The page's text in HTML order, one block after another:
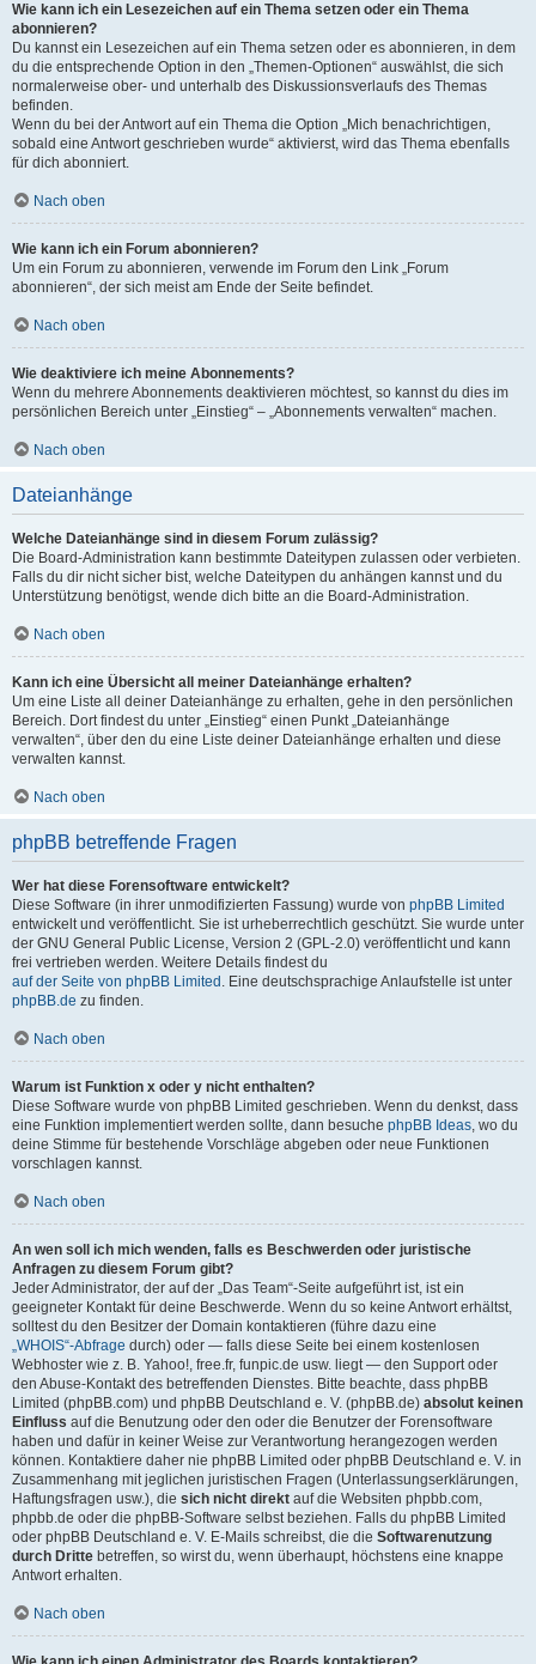
Wie kann ich ein Lesezeichen auf ein Thema setzen oder ein Thema
abonnieren?
Du kannst ein Lesezeichen auf ein Thema setzen oder es abonnieren, in dem
du die entsprechende Option in den „Themen-Optionen“ auswählst, die sich
normalerweise ober- und unterhalb des Diskussionsverlaufs des Themas
befinden.
Wenn du bei der Antwort auf ein Thema die Option „Mich benachrichtigen,
sobald eine Antwort geschrieben wurde“ aktivierst, wird das Thema ebenfalls
für dich abonniert.
Nach oben
Wie kann ich ein Forum abonnieren?
Um ein Forum zu abonnieren, verwende im Forum den Link „Forum
abonnieren“, der sich meist am Ende der Seite befindet.
Nach oben
Wie deaktiviere ich meine Abonnements?
Wenn du mehrere Abonnements deaktivieren möchtest, so kannst du dies im
persönlichen Bereich unter „Einstieg“ – „Abonnements verwalten“ machen.
Nach oben
Dateianhänge
Welche Dateianhänge sind in diesem Forum zulässig?
Die Board-Administration kann bestimmte Dateitypen zulassen oder verbieten.
Falls du dir nicht sicher bist, welche Dateitypen du anhängen kannst und du
Unterstützung benötigst, wende dich bitte an die Board-Administration.
Nach oben
Kann ich eine Übersicht all meiner Dateianhänge erhalten?
Um eine Liste all deiner Dateianhänge zu erhalten, gehe in den persönlichen
Bereich. Dort findest du unter „Einstieg“ einen Punkt „Dateianhänge
verwalten“, über den du eine Liste deiner Dateianhänge erhalten und diese
verwalten kannst.
Nach oben
phpBB betreffende Fragen
Wer hat diese Forensoftware entwickelt?
Diese Software (in ihrer unmodifizierten Fassung) wurde von phpBB Limited
entwickelt und veröffentlicht. Sie ist urheberrechtlich geschützt. Sie wurde unter
der GNU General Public License, Version 2 (GPL-2.0) veröffentlicht und kann
frei vertrieben werden. Weitere Details findest du
auf der Seite von phpBB Limited . Eine deutschsprachige Anlaufstelle ist unter
phpBB.de zu finden.
Nach oben
Warum ist Funktion x oder y nicht enthalten?
Diese Software wurde von phpBB Limited geschrieben. Wenn du denkst, dass
eine Funktion implementiert werden sollte, dann besuche phpBB Ideas, wo du
deine Stimme für bestehende Vorschläge abgeben oder neue Funktionen
vorschlagen kannst.
Nach oben
An wen soll ich mich wenden, falls es Beschwerden oder juristische
Anfragen zu diesem Forum gibt?
Jeder Administrator, der auf der „Das Team“-Seite aufgeführt ist, ist ein
geeigneter Kontakt für deine Beschwerde. Wenn du so keine Antwort erhältst,
solltest du den Besitzer der Domain kontaktieren (führe dazu eine
„WHOIS“-Abfrage durch) oder — falls diese Seite bei einem kostenlosen
Webhoster wie z. B. Yahoo!, free.fr, funpic.de usw. liegt — den Support oder
den Abuse-Kontakt des betreffenden Dienstes. Bitte beachte, dass phpBB
Limited (phpBB.com) und phpBB Deutschland e. V. (phpBB.de) absolut keinen
Einfluss auf die Benutzung oder den oder die Benutzer der Forensoftware
haben und dafür in keiner Weise zur Verantwortung herangezogen werden
können. Kontaktiere daher nie phpBB Limited oder phpBB Deutschland e. V. in
Zusammenhang mit jeglichen juristischen Fragen (Unterlassungserklärungen,
Haftungsfragen usw.), die sich nicht direkt auf die Websiten phpbb.com,
phpbb.de oder die phpBB-Software selbst beziehen. Falls du phpBB Limited
oder phpBB Deutschland e. V. E-Mails schreibst, die die Softwarenutzung
durch Dritte betreffen, so wirst du, wenn überhaupt, höchstens eine knappe
Antwort erhalten.
Nach oben